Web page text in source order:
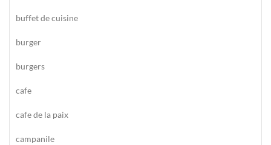
buffet de cuisine
burger
burgers
cafe
cafe de la paix
campanile